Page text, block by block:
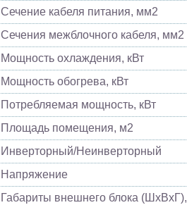
Сечение кабеля питания, мм2
Сечения межблочного кабеля, мм2
Мощность охлаждения, кВт
Мощность обогрева, кВт
Потребляемая мощность, кВт
Площадь помещения, м2
Инверторный/Неинверторный
Напряжение
Габариты внешнего блока (ШхВхГ),